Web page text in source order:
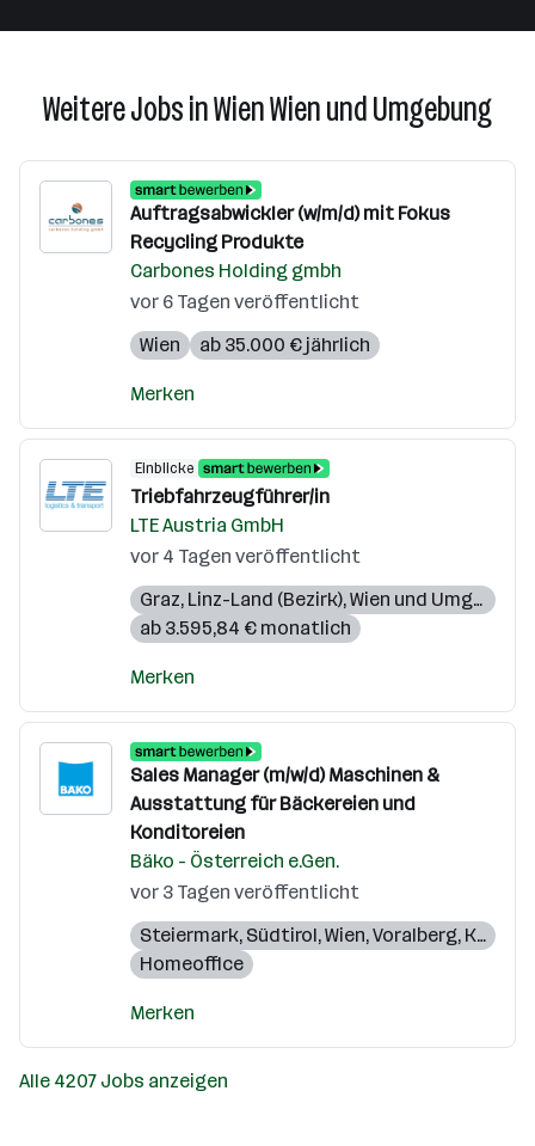
Weitere Jobs in Wien Wien und Umgebung
Auftragsabwickler (w/m/d) mit Fokus
Recycling Produkte
Carbones Holding gmbh
vor 6 Tagen veröffentlicht
Wien
ab 35.000 € jährlich
Merken
Einblicke
Triebfahrzeugführer/in
LTE Austria GmbH
vor 4 Tagen veröffentlicht
Graz, Linz-Land (Bezirk),Wien und Umgebung
ab 3.595,84 € monatlich
Merken
Sales Manager (m/w/d) Maschinen &
Ausstattung für Bäckereien und
Konditoreien
Bäko - Österreich e.Gen.
vor 3 Tagen veröffentlicht
Steiermark, Südtirol,Wien,Voralberg, Kärnten
Homeoffice
Merken
Alle 4207 Jobs anzeigen